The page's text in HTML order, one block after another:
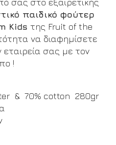
σας στο εξαιρετικής
παιδικό φούτερ
Kids της Fruit of the
να διαφημίσετε
εταιρεία σας με τον
!
& 70% cotton 280gr